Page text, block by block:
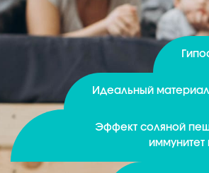
Идеальный
Эффект соляной